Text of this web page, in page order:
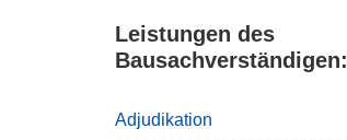
Leistungen des
Bausachverständigen:
Adjudikation